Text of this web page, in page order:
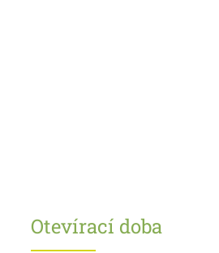
Otevírací doba